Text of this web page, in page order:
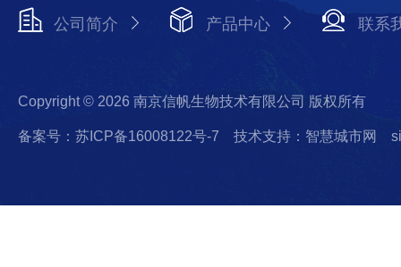
公司简介 产品中心 联系
Copyright © 2026 南京信帆生物技术有限公司 版权所有
备案号：苏ICP备16008122号-7 技术支持：智慧城市网